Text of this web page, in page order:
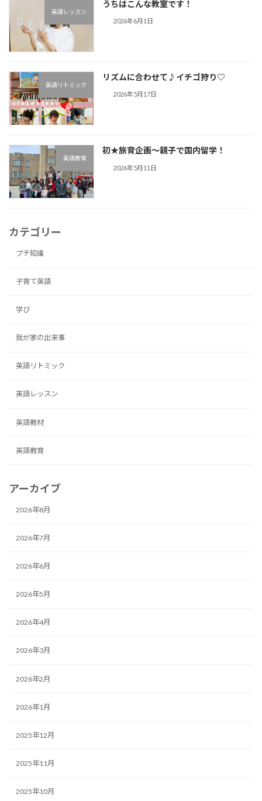
英語レッスン
うちはこんな教室です！
2026年6月1日
英語リトミック
リズムに合わせて♪︎イチゴ狩り♡
2026年5月17日
英語教育
初★旅育企画～親子で国内留学！
2026年5月11日
カテゴリー
プチ知識
子育て英語
学び
我が家の出来事
英語リトミック
英語レッスン
英語教材
英語教育
アーカイブ
2026年8月
2026年7月
2026年6月
2026年5月
2026年4月
2026年3月
2026年2月
2026年1月
2025年12月
2025年11月
2025年10月